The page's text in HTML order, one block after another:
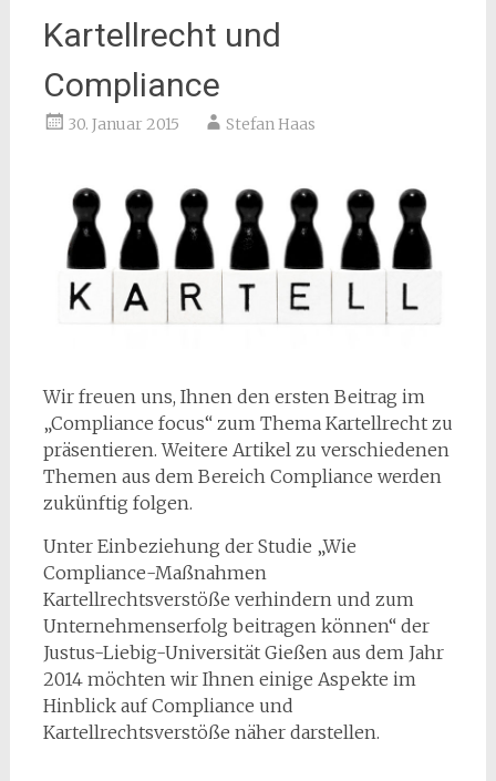
Kartellrecht und
Compliance
30. Januar 2015 Stefan Haas
Wir freuen uns, Ihnen den ersten Beitrag im
„Compliance focus“ zum Thema Kartellrecht zu
präsentieren. Weitere Artikel zu verschiedenen
Themen aus dem Bereich Compliance werden
zukünftig folgen.
Unter Einbeziehung der Studie „Wie
Compliance-Maßnahmen
Kartellrechtsverstöße verhindern und zum
Unternehmenserfolg beitragen können“ der
Justus-Liebig-Universität Gießen aus dem Jahr
2014 möchten wir Ihnen einige Aspekte im
Hinblick auf Compliance und
Kartellrechtsverstöße näher darstellen.